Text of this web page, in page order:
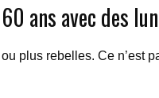
ans avec des
plus rebelles. Ce n’est